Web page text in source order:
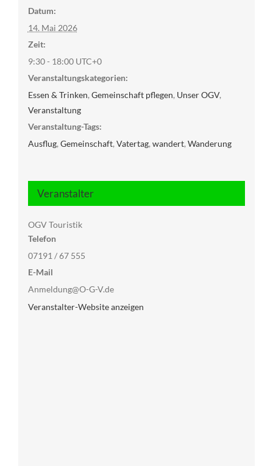
Datum:
14. Mai 2026
Zeit:
9:30 - 18:00 UTC+0
Veranstaltungskategorien:
Essen & Trinken, Gemeinschaft pflegen, Unser OGV,
Veranstaltung
Veranstaltung-Tags:
Ausflug, Gemeinschaft, Vatertag, wandert, Wanderung
Veranstalter
OGV Touristik
Telefon
07191 / 67 555
E-Mail
Anmeldung@O-G-V.de
Veranstalter-Website anzeigen